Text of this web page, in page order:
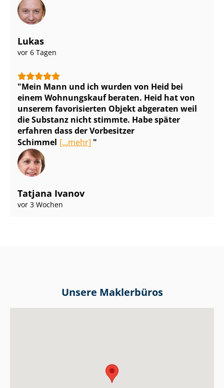
Lukas
vor 6 Tagen
Mein Mann und ich wurden von Heid bei
einem Wohnungskauf beraten. Heid hat von
unserem favorisierten Objekt abgeraten weil
die Substanz nicht stimmte. Habe später
erfahren dass der Vorbesitzer
Schimmel [...mehr]
Tatjana Ivanov
vor 3 Wochen
Unsere Maklerbüros